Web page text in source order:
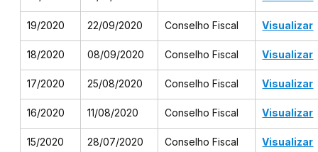
19/2020 22/09/2020 Conselho Fiscal Visualizar
18/2020 08/09/2020 Conselho Fiscal Visualizar
17/2020 25/08/2020 Conselho Fiscal Visualizar
16/2020 11/08/2020 Conselho Fiscal Visualizar
15/2020 28/07/2020 Conselho Fiscal Visualizar